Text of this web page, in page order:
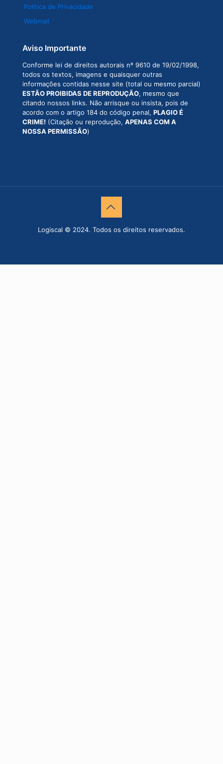
Política de Privacidade
Webmail
Aviso Importante
Conforme lei de direitos autorais nº 9610 de 19/02/1998,
todos os textos, imagens e quaisquer outras
informações contidas nesse site (total ou mesmo parcial)
ESTÃO PROIBIDAS DE REPRODUÇÃO, mesmo que
citando nossos links. Não arrisque ou insista, pois de
acordo com o artigo 184 do código penal, PLAGIO É
CRIME! (Citação ou reprodução, APENAS COM A
NOSSA PERMISSÃO)
Logiscal © 2024. Todos os direitos reservados.